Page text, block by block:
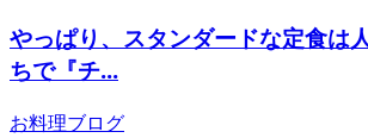
やっぱり、スタンダードな定食は
ちで『チ...
お料理ブログ